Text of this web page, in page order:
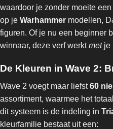
waardoor je zonder moeite
op je Warhammer modellen,
figuren. Of je nu een beginner
winnaar, deze verf werktmetje
De Kleuren in Wave 2:
Wave 2 voegt maar liefst60
assortiment, waarmee het
dit systeem is de indeling in
kleurfamilie bestaat uit een: